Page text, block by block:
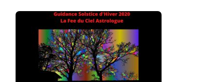
SOLSTICE
D’HIVER